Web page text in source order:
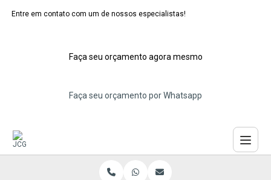
Entre em contato com um de nossos especialistas!
Faça seu orçamento agora mesmo
Faça seu orçamento por Whatsapp